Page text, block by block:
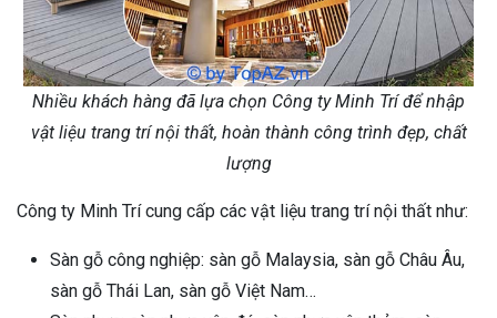
Nhiều khách hàng đã lựa chọn Công ty Minh Trí để nhập
vật liệu trang trí nội thất, hoàn thành công trình đẹp, chất
lượng
Công ty Minh Trí cung cấp các vật liệu trang trí nội thất như:
Sàn gỗ công nghiệp: sàn gỗ Malaysia, sàn gỗ Châu Âu,
sàn gỗ Thái Lan, sàn gỗ Việt Nam…